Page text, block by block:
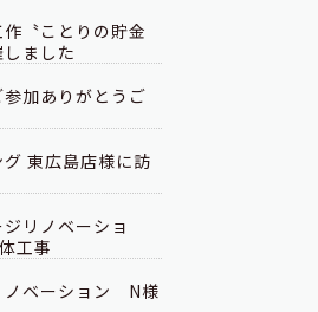
〝ことりの貯金
ました
加ありがとうご
東広島店様に訪
リノベーショ
工事
ベーション N様